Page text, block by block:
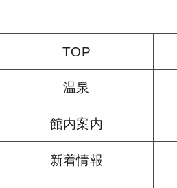
TOP
温泉
館内案内
新着情報